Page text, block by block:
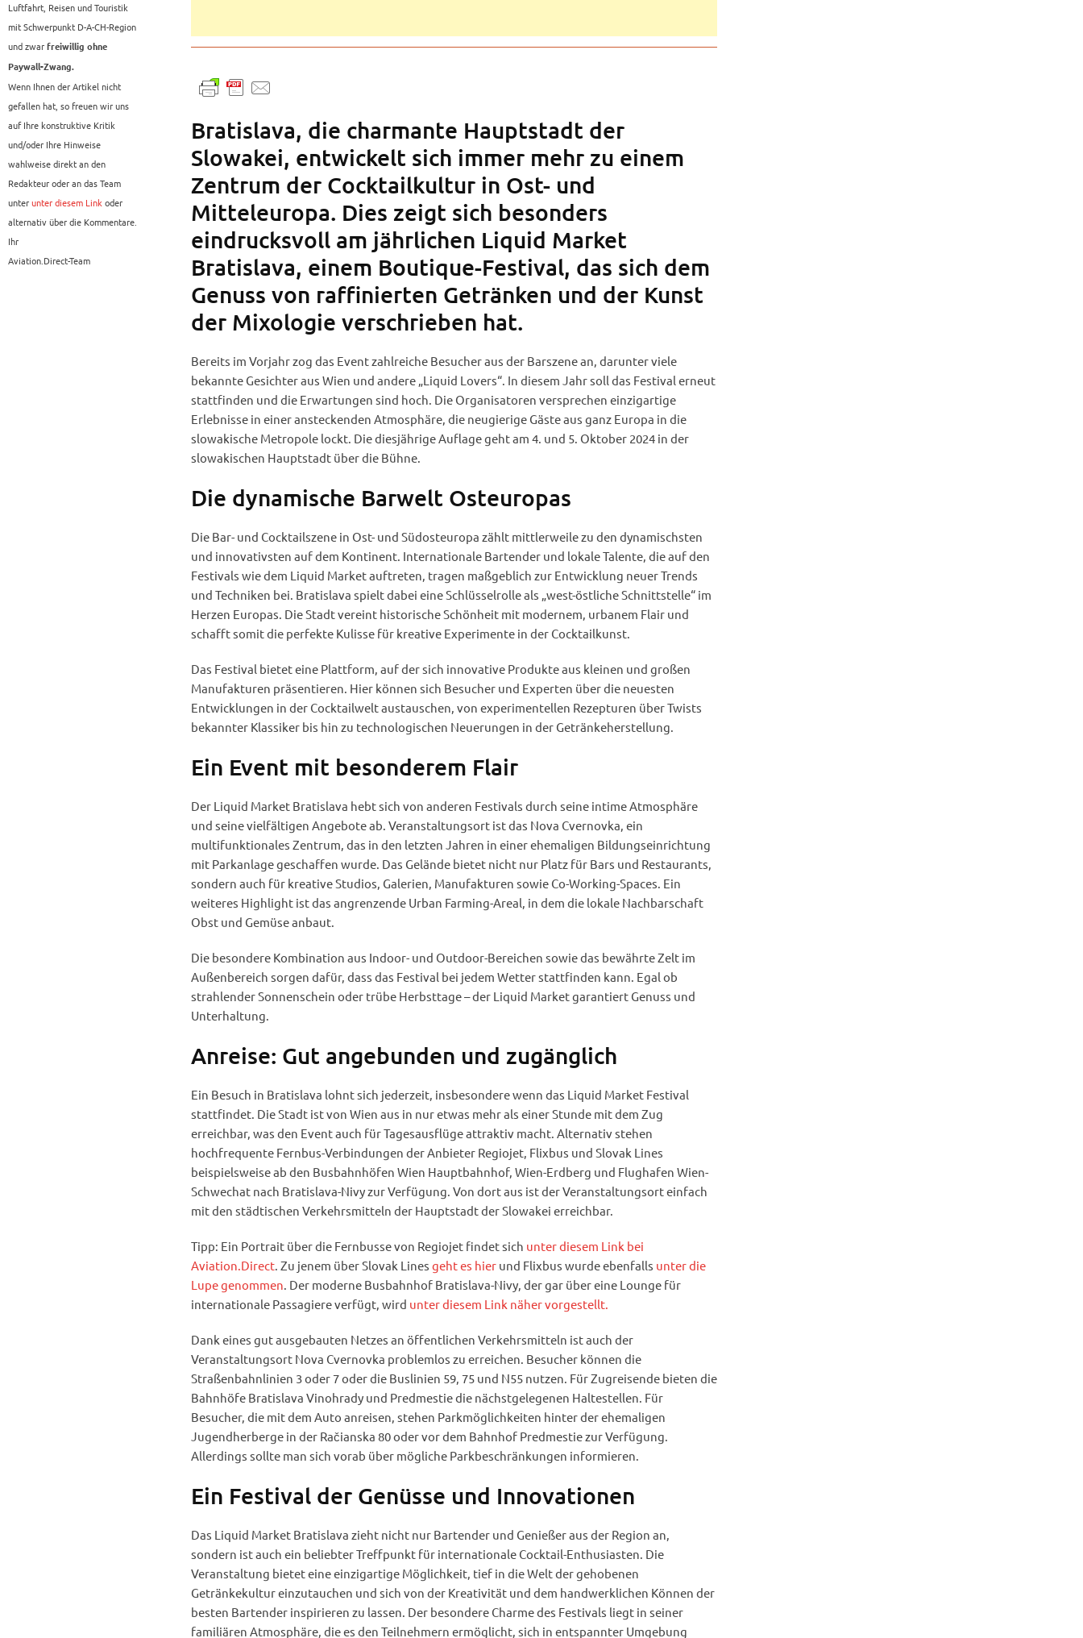
Luftfahrt, Reisen und Touristik
mit Schwerpunkt D-A-CH-Region
und zwar freiwillig ohne
Paywall-Zwang.
Wenn Ihnen der Artikel nicht
gefallen hat, so freuen wir uns
auf Ihre konstruktive Kritik
und/oder Ihre Hinweise
wahlweise direkt an den
Redakteur oder an das Team
unterunter diesem Linkoder
alternativ über die Kommentare.
Ihr
Aviation.Direct-Team
Bratislava, die charmante Hauptstadt der
Slowakei, entwickelt sich immer mehr zu einem
Zentrum der Cocktailkultur in Ost- und
Mitteleuropa. Dies zeigt sich besonders
eindrucksvoll am jährlichen Liquid Market
Bratislava, einem Boutique-Festival, das sich dem
Genuss von raffinierten Getränken und der Kunst
der Mixologie verschrieben hat.
Bereits im Vorjahr zog das Event zahlreiche Besucher aus der Barszene an, darunter viele
bekannte Gesichter aus Wien und andere „Liquid Lovers“. In diesem Jahr soll das Festival erneut
stattfinden und die Erwartungen sind hoch. Die Organisatoren versprechen einzigartige
Erlebnisse in einer ansteckenden Atmosphäre, die neugierige Gäste aus ganz Europa in die
slowakische Metropole lockt. Die diesjährige Auflage geht am 4. und 5. Oktober 2024 in der
slowakischen Hauptstadt über die Bühne.
Die dynamische Barwelt Osteuropas
Die Bar- und Cocktailszene in Ost- und Südosteuropa zählt mittlerweile zu den dynamischsten
und innovativsten auf dem Kontinent. Internationale Bartender und lokale Talente, die auf den
Festivals wie dem Liquid Market auftreten, tragen maßgeblich zur Entwicklung neuer Trends
und Techniken bei. Bratislava spielt dabei eine Schlüsselrolle als „west-östliche Schnittstelle“ im
Herzen Europas. Die Stadt vereint historische Schönheit mit modernem, urbanem Flair und
schafft somit die perfekte Kulisse für kreative Experimente in der Cocktailkunst.
Das Festival bietet eine Plattform, auf der sich innovative Produkte aus kleinen und großen
Manufakturen präsentieren. Hier können sich Besucher und Experten über die neuesten
Entwicklungen in der Cocktailwelt austauschen, von experimentellen Rezepturen über Twists
bekannter Klassiker bis hin zu technologischen Neuerungen in der Getränkeherstellung.
Ein Event mit besonderem Flair
Der Liquid Market Bratislava hebt sich von anderen Festivals durch seine intime Atmosphäre
und seine vielfältigen Angebote ab. Veranstaltungsort ist das Nova Cvernovka, ein
multifunktionales Zentrum, das in den letzten Jahren in einer ehemaligen Bildungseinrichtung
mit Parkanlage geschaffen wurde. Das Gelände bietet nicht nur Platz für Bars und Restaurants,
sondern auch für kreative Studios, Galerien, Manufakturen sowie Co-Working-Spaces. Ein
weiteres Highlight ist das angrenzende Urban Farming-Areal, in dem die lokale Nachbarschaft
Obst und Gemüse anbaut.
Die besondere Kombination aus Indoor- und Outdoor-Bereichen sowie das bewährte Zelt im
Außenbereich sorgen dafür, dass das Festival bei jedem Wetter stattfinden kann. Egal ob
strahlender Sonnenschein oder trübe Herbsttage – der Liquid Market garantiert Genuss und
Unterhaltung.
Anreise: Gut angebunden und zugänglich
Ein Besuch in Bratislava lohnt sich jederzeit, insbesondere wenn das Liquid Market Festival
stattfindet. Die Stadt ist von Wien aus in nur etwas mehr als einer Stunde mit dem Zug
erreichbar, was den Event auch für Tagesausflüge attraktiv macht. Alternativ stehen
hochfrequente Fernbus-Verbindungen der Anbieter Regiojet, Flixbus und Slovak Lines
beispielsweise ab den Busbahnhöfen Wien Hauptbahnhof, Wien-Erdberg und Flughafen Wien-
Schwechat nach Bratislava-Nivy zur Verfügung. Von dort aus ist der Veranstaltungsort einfach
mit den städtischen Verkehrsmitteln der Hauptstadt der Slowakei erreichbar.
Tipp: Ein Portrait über die Fernbusse von Regiojet findet sich unter diesem Link bei
Aviation.Direct. Zu jenem über Slovak Lines geht es hierund Flixbus wurde ebenfalls unter die
Lupe genommen. Der moderne Busbahnhof Bratislava-Nivy, der gar über eine Lounge für
internationale Passagiere verfügt, wird unter diesem Link näher vorgestellt.
Dank eines gut ausgebauten Netzes an öffentlichen Verkehrsmitteln ist auch der
Veranstaltungsort Nova Cvernovka problemlos zu erreichen. Besucher können die
Straßenbahnlinien 3 oder 7 oder die Buslinien 59, 75 und N55 nutzen. Für Zugreisende bieten die
Bahnhöfe Bratislava Vinohrady und Predmestie die nächstgelegenen Haltestellen. Für
Besucher, die mit dem Auto anreisen, stehen Parkmöglichkeiten hinter der ehemaligen
Jugendherberge in der Račianska 80 oder vor dem Bahnhof Predmestie zur Verfügung.
Allerdings sollte man sich vorab über mögliche Parkbeschränkungen informieren.
Ein Festival der Genüsse und Innovationen
Das Liquid Market Bratislava zieht nicht nur Bartender und Genießer aus der Region an,
sondern ist auch ein beliebter Treffpunkt für internationale Cocktail-Enthusiasten. Die
Veranstaltung bietet eine einzigartige Möglichkeit, tief in die Welt der gehobenen
Getränkekultur einzutauchen und sich von der Kreativität und dem handwerklichen Können der
besten Bartender inspirieren zu lassen. Der besondere Charme des Festivals liegt in seiner
familiären Atmosphäre, die es den Teilnehmern ermöglicht, sich in entspannter Umgebung